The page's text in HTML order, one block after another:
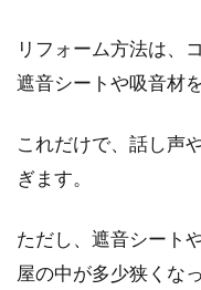
木
パ
リフォーム方法は、
遮音シートや吸音材
これだけで、話し声
ぎます。
ただし、遮音シート
屋の中が多少狭くな